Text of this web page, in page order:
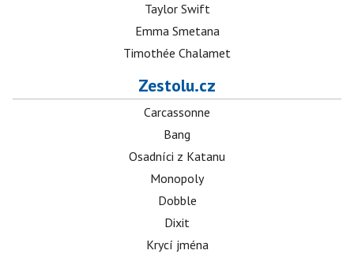
Taylor Swift
Emma Smetana
Timothée Chalamet
Zestolu.cz
Carcassonne
Bang
Osadníci z Katanu
Monopoly
Dobble
Dixit
Krycí jména